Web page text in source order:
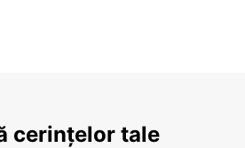
cerințelor tale